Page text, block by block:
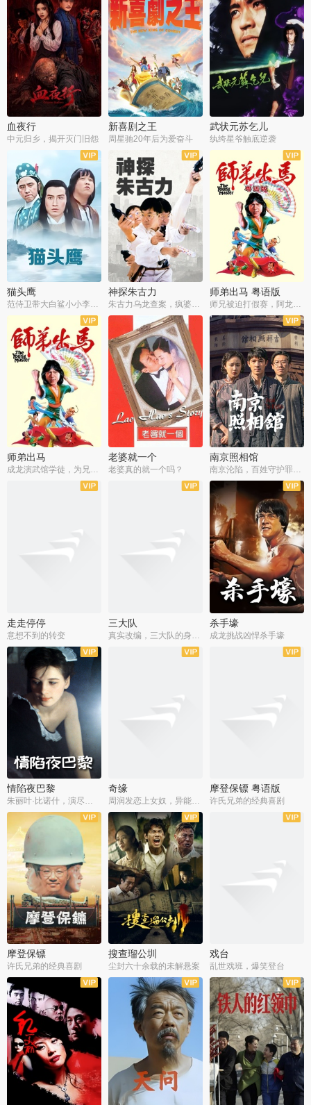
血夜行
中元归乡，揭开灭门旧怨
新喜剧之王
周星驰20年后为爱奋斗
武状元苏乞儿
纨绔星爷触底逆袭
猫头鹰
范侍卫带大白鲨小小李破案寻妃
神探朱古力
朱古力乌龙查案，疯婆子神助攻
师弟出马 粤语版
师兄被迫打假赛，阿龙追查斗黑帮
师弟出马
成龙演武馆学徒，为兄搏命战黑道
老婆就一个
老婆真的就一个吗？
南京照相馆
南京沦陷，百姓守护罪证底片
走走停停
意想不到的转变
三大队 杀手壕
成龙挑战凶悍杀手壕
情陷夜巴黎
朱丽叶·比诺什，演尽失爱之痛
奇缘
周润发恋上女奴，异能护体战邪派
摩登保镖 粤语版
许氏兄弟的经典喜剧
摩登保镖
许氏兄弟的经典喜剧
搜查瑠公圳
尘封六十余载的未解悬案
戏台
乱世戏班，爆笑登台